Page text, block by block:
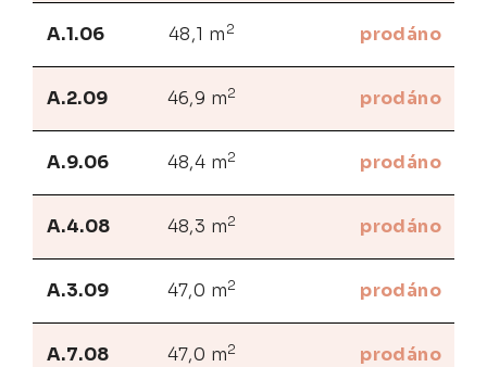
A.1.06 48,1 m 2 prodáno
A.2.09 46,9 m2 prodáno
A.9.06 48,4 m2 prodáno
A.4.08 48,3 m2 prodáno
A.3.09 47,0 m2 prodáno
A.7.08 47,0 m2 prodáno